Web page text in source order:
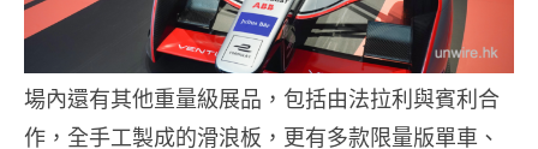
場內還有其他重量級展品，包括由法拉利與賓利合
作，全手工製成的滑浪板，更有多款限量版單車、